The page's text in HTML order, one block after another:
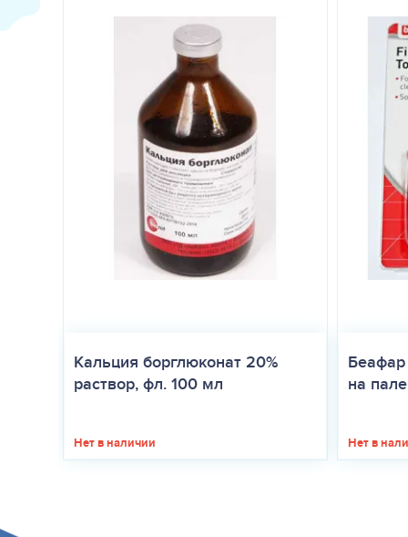
Кальция борглюконат 20%
раствор, фл. 100 мл
Нет в наличии
на
Нет в